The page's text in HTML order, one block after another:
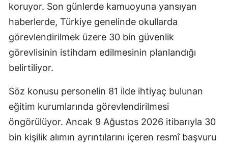
koruyor. Son günlerde kamuoyuna yansıyan
haberlerde, Türkiye genelinde okullarda
görevlendirilmek üzere 30 bin güvenlik
görevlisinin istihdam edilmesinin planlandığı
belirtiliyor.
Söz konusu personelin 81 ilde ihtiyaç bulunan
eğitim kurumlarında görevlendirilmesi
öngörülüyor. Ancak 9 Ağustos 2026 itibarıyla 30
bin kişilik alımın ayrıntılarını içeren resmî başvuru